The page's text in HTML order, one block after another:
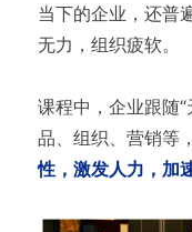
当下的企业，还普
无力，组织疲软。
课程中，企业跟随
品、组织、营销等
性，激发人力，加